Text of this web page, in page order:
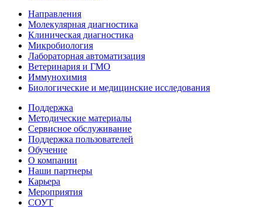
Направления
Молекулярная диагностика
Клиническая диагностика
Микробиология
Лабораторная автоматизация
Ветеринария и ГМО
Иммунохимия
Биологические и медицинские исследования
Поддержка
Методические материалы
Сервисное обслуживание
Поддержка пользователей
Обучение
О компании
Наши партнеры
Карьера
Мероприятия
СОУТ